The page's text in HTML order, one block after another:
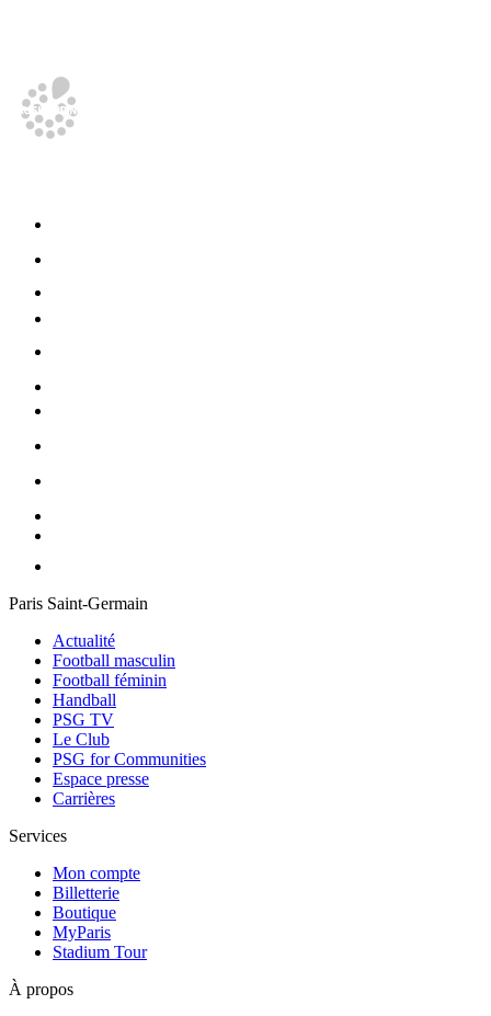
Paris Saint-Germain
Actualité
Football masculin
Football féminin
Handball
PSG TV
Le Club
PSG for Communities
Espace presse
Carrières
Services
Mon compte
Billetterie
Boutique
MyParis
Stadium Tour
À propos